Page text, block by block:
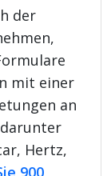
der
mit einer
an
Hertz,
900